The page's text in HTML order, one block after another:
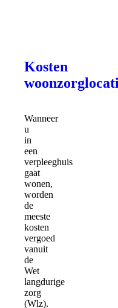
Kosten
Wanneer
u
in
een
verpleeghuis
gaat
wonen,
worden
de
meeste
kosten
vergoed
vanuit
de
Wet
langdurige
zorg
(Wlz).